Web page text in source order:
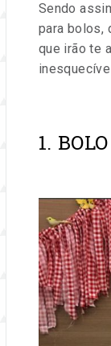
Sendo
para bolos,
que irão te
1. BOLO